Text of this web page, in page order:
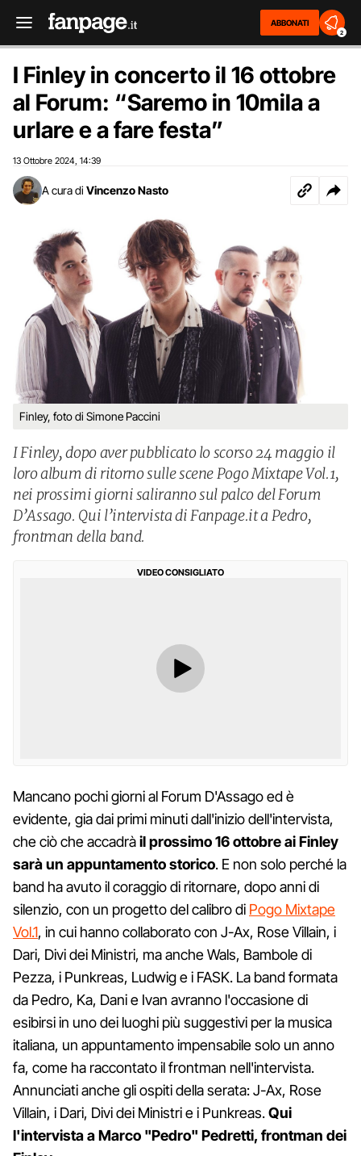
ABBONATI
2
I Finley in concerto il 16 ottobre
al Forum: “Saremo in 10mila a
urlare e a fare festa”
13 Ottobre 2024 14:39
A cura di Vincenzo Nasto
Finley, foto di Simone Paccini
I Finley, dopo aver pubblicato lo scorso 24 maggio il
loro album di ritorno sulle scene Pogo Mixtape Vol.1,
nei prossimi giorni saliranno sul palco del Forum
D’Assago. Qui l’intervista di Fanpage.it a Pedro,
frontman della band.
VIDEO CONSIGLIATO
Mancano pochi giorni al Forum D'Assago ed è
evidente, gia dai primi minuti dall'inizio dell'intervista,
che ciò che accadràil prossimo 16 ottobre ai Finley
sarà un appuntamento storico. E non solo perché la
band ha avuto il coraggio di ritornare, dopo anni di
silenzio, con un progetto del calibro di Pogo Mixtape
Vol.1, in cui hanno collaborato con J-Ax, Rose Villain, i
Dari, Divi dei Ministri, ma anche Wals, Bambole di
Pezza, i Punkreas, Ludwig e i FASK. La band formata
da Pedro, Ka, Dani e Ivan avranno l'occasione di
esibirsi in uno dei luoghi più suggestivi per la musica
italiana, un appuntamento impensabile solo un anno
fa, come ha raccontato il frontman nell'intervista.
Annunciati anche gli ospiti della serata: J-Ax, Rose
Villain, i Dari, Divi dei Ministri e i Punkreas.Qui
l'intervista a Marco "Pedro" Pedretti, frontman dei